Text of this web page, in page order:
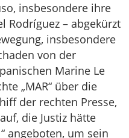
insbesondere ihre
Rodríguez – abgekürzt
insbesondere
von der
Marine Le
„MAR“ über die
der rechten Presse,
die Justiz hätte
angeboten, um sein